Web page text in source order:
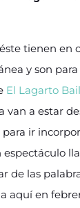
tienen en
y son
El Lagarto
van a estar
ir
espectáculo
de las
aquí en